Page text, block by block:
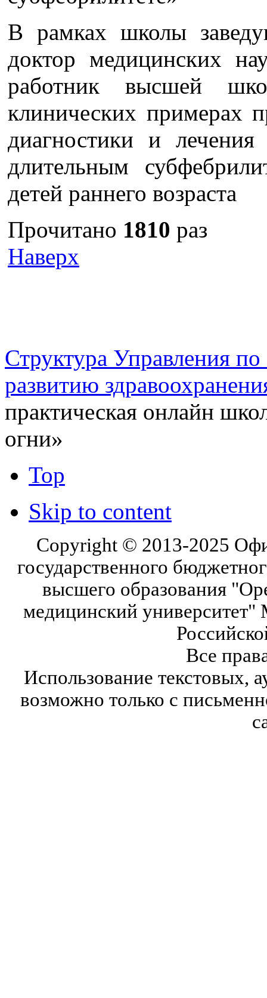
В рамках школы
доктор медицинских
работник высшей
клинических примерах
диагностики и
длительным
детей раннего возраста
Прочитано 1810 раз
Наверх
Структура Управления
развитию
практическая онлайн
огни»
Top
Skip to content
Copyright © 2013-2025
государственного
высшего образования
медицинский университет"
Все
Использование текстовых,
возможно только с